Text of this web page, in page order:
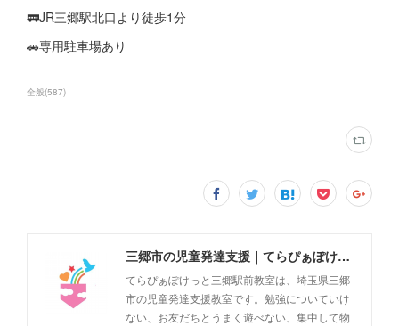
🚃JR三郷駅北口より徒歩1分
🚗専用駐車場あり
全般(587)
三郷市の児童発達支援｜てらぴぁぽけっと三郷駅前教室
てらぴぁぽけっと三郷駅前教室は、埼玉県三郷
市の児童発達支援教室です。勉強についていけ
ない、お友だちとうまく遊べない、集中して物